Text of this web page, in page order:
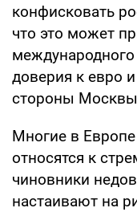
конфисковать
что это может
международного
доверия к евро
стороны
Многие в
относятся к
чиновники
настаивают на